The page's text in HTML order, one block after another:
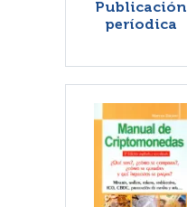
Publicación
períodica